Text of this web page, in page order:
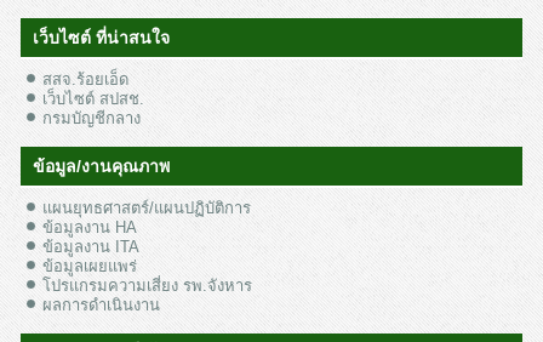
เว็บไซต์ ที่น่าสนใจ
สสจ.ร้อยเอ็ด
เว็บไซต์ สปสช.
กรมบัญชีกลาง
ข้อมูล/งานคุณภาพ
แผนยุทธศาสตร์/แผนปฏิบัติการ
ข้อมูลงาน HA
ข้อมูลงาน ITA
ข้อมูลเผยแพร่
โปรแกรมความเสี่ยง รพ.จังหาร
ผลการดำเนินงาน